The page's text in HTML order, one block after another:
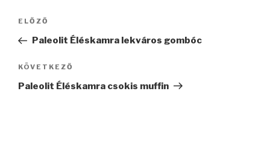
Bejegyzés
Korábbi
bejegyzés
ELŐZŐ
Paleolit Éléskamra lekváros gombóc
Következő
bejegyzés
KÖVETKEZŐ
Paleolit Éléskamra csokis muffin